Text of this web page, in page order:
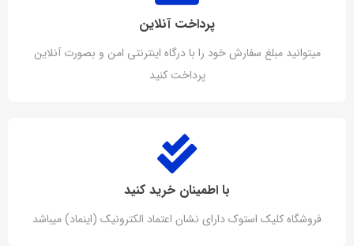
پرداخت آنلاین
میتوانید مبلغ سفارش خود را با درگاه اینترنتی امن و بصورت آنلاین
پرداخت کنید
با اطمینان خرید کنید
فروشگاه کلیک استوک دارای نشان اعتماد الکترونیک (اینماد) میباشد